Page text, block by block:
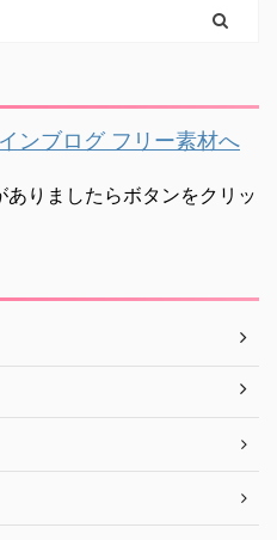
りましたらボタンをクリッ